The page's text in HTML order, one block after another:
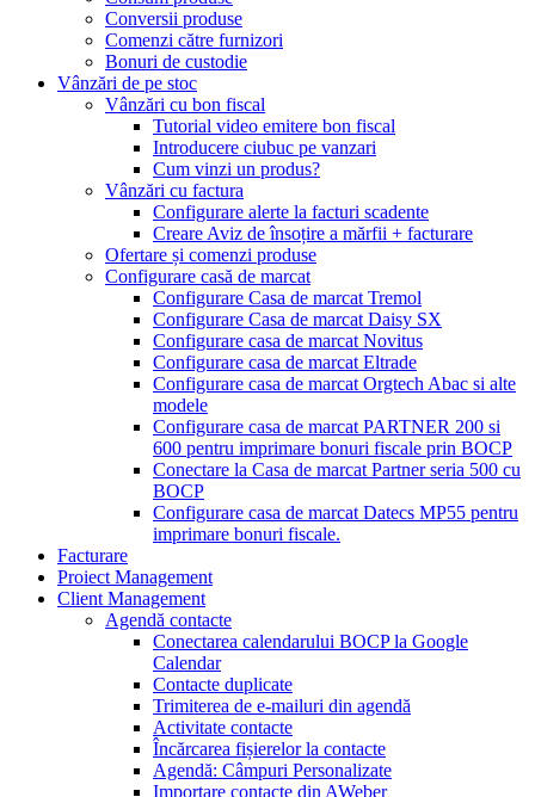
Conversii produse
Comenzi către furnizori
Bonuri de custodie
Vânzări de pe stoc
Vânzări cu bon fiscal
Tutorial video emitere bon fiscal
Introducere ciubuc pe vanzari
Cum vinzi un produs?
Vânzări cu factura
Configurare alerte la facturi scadente
Creare Aviz de însoțire a mărfii + facturare
Ofertare și comenzi produse
Configurare casă de marcat
Configurare Casa de marcat Tremol
Configurare Casa de marcat Daisy SX
Configurare casa de marcat Novitus
Configurare casa de marcat Eltrade
Configurare casa de marcat Orgtech Abac si alte
modele
Configurare casa de marcat PARTNER 200 si
600 pentru imprimare bonuri fiscale prin BOCP
Conectare la Casa de marcat Partner seria 500 cu
BOCP
Configurare casa de marcat Datecs MP55 pentru
imprimare bonuri fiscale.
Facturare
Proiect Management
Client Management
Agendă contacte
Conectarea calendarului BOCP la Google
Calendar
Contacte duplicate
Trimiterea de e-mailuri din agendă
Activitate contacte
Încărcarea fișierelor la contacte
Agendă: Câmpuri Personalizate
Importare contacte din AWeber